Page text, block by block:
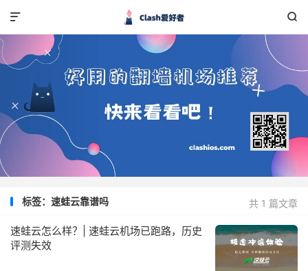


共 1 篇文章
标签：速蛙云靠谱吗
速蛙云怎么样？| 速蛙云机场已跑路，历史
评测失效